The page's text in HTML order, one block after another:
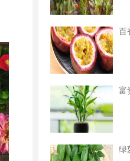
百
富
绿